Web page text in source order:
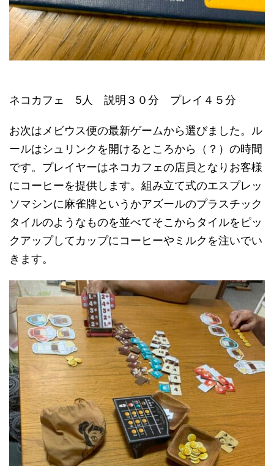
ネコカフェ 5人 説明３０分 プレイ４５分
お次はメビウス便の最新ゲームから選びました。ル
ールはシュリンクを開けるところから（？）の時間
です。プレイヤーはネコカフェの店員となりお客様
にコーヒーを提供します。組み立て式のエスプレッ
ソマシンに麻雀牌というかアズールのプラスチック
タイルのようなものを並べてそこからタイルをピッ
クアップしてカップにコーヒーやミルクを注いでい
きます。